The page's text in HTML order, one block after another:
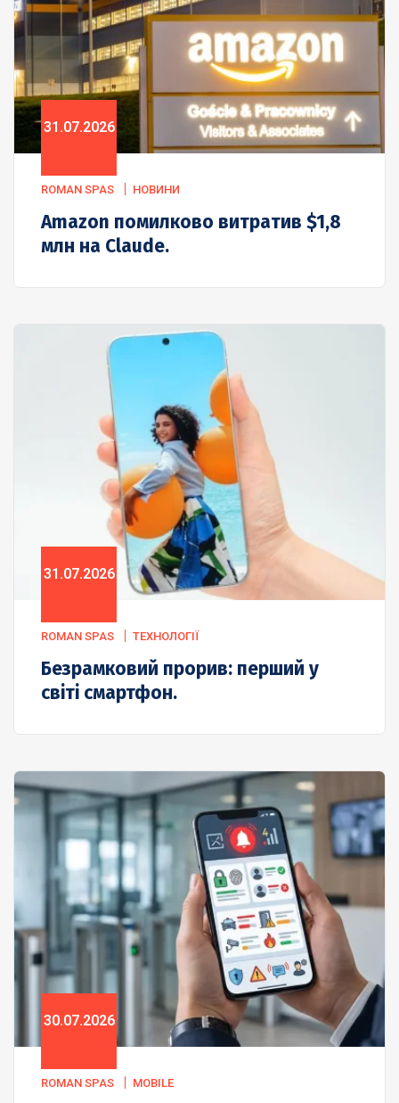
31.07.2026
ROMAN SPAS НОВИНИ
Amazon помилково витратив $1,8
млн на Claude.
31.07.2026
ROMAN SPAS ТЕХНОЛОГІЇ
Безрамковий прорив: перший у
світі смартфон.
30.07.2026
ROMAN SPAS MOBILE